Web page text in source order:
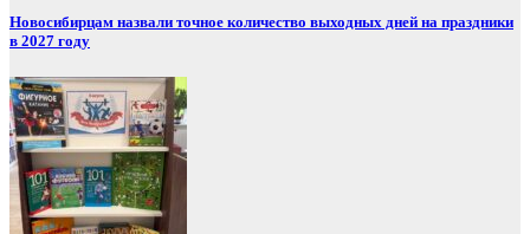
Новосибирцам назвали точное количество выходных дней на праздники
в 2027 году